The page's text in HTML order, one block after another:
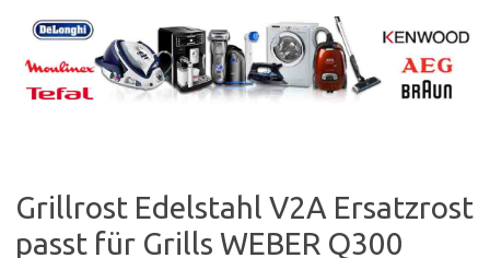
content
Grillrost Edelstahl V2A Ersatzrost
passt für Grills WEBER Q300